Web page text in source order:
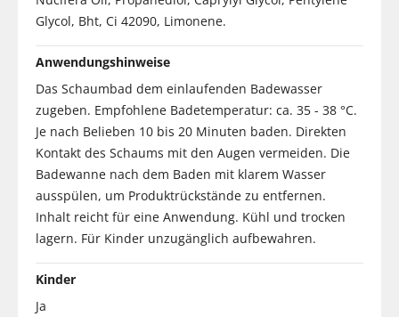
Glycol, Bht, Ci 42090, Limonene.
Anwendungshinweise
Das Schaumbad dem einlaufenden Badewasser
zugeben. Empfohlene Badetemperatur: ca. 35 - 38 °C.
Je nach Belieben 10 bis 20 Minuten baden. Direkten
Kontakt des Schaums mit den Augen vermeiden. Die
Badewanne nach dem Baden mit klarem Wasser
ausspülen, um Produktrückstände zu entfernen.
Inhalt reicht für eine Anwendung. Kühl und trocken
lagern. Für Kinder unzugänglich aufbewahren.
Kinder
Ja